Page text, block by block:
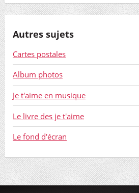
Autres sujets
Cartes postales
Album photos
Je t'aime en musique
Le livre des je t'aime
Le fond d'écran